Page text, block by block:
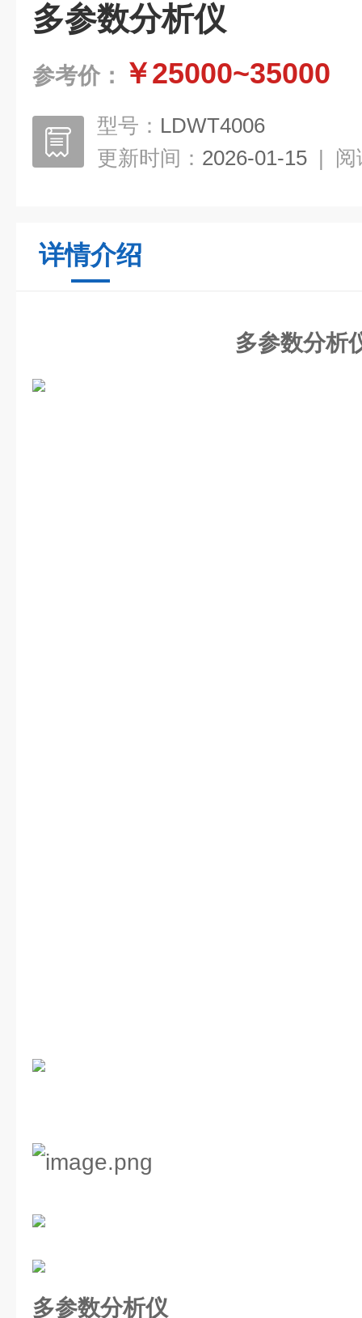
多参数分析仪
参考价： ￥25000~35000
型号： LDWT4006
更新时间： 2026-01-15 | 阅
详情介绍
多参数分析
多参数分析仪